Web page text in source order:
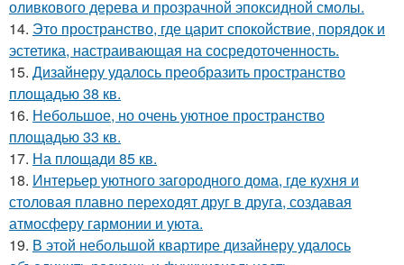
оливкового дерева и прозрачной эпоксидной смолы.
14. Это пространство, где царит спокойствие, порядок и
эстетика, настраивающая на сосредоточенность.
15. Дизайнеру удалось преобразить пространство
площадью 38 кв.
16. Небольшое, но очень уютное пространство
площадью 33 кв.
17. На площади 85 кв.
18. Интерьер уютного загородного дома, где кухня и
столовая плавно переходят друг в друга, создавая
атмосферу гармонии и уюта.
19. В этой небольшой квартире дизайнеру удалось